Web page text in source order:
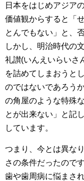
日本をはじめアジア
価値観からすると「
とんでもない」と、
しかし、明治時代の
礼讃(いんえいらいさ
を詰めてしまおうと
のではないであろう
の角屋のような特殊
とが出来ない」と記
しています。
つまり、今とは異な
さの条件だったので
歯や歯周病に悩まさ